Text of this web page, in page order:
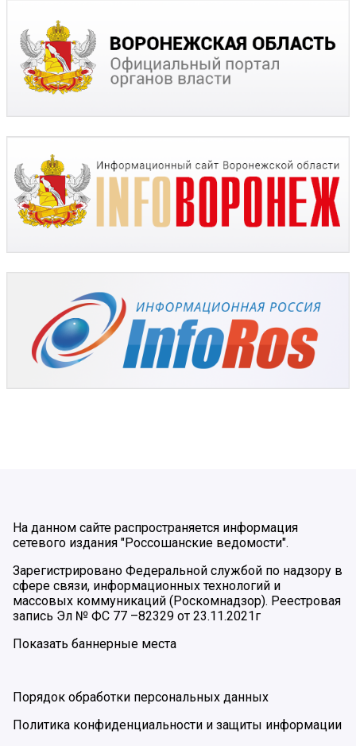
На данном сайте распространяется информация
сетевого издания "Россошанские ведомости".
Зарегистрировано Федеральной службой по надзору в
сфере связи, информационных технологий и
массовых коммуникаций (Роскомнадзор). Реестровая
запись Эл № ФС 77 –82329 от 23.11.2021г
Показать баннерные места
Порядок обработки персональных данных
Политика конфиденциальности и защиты информации